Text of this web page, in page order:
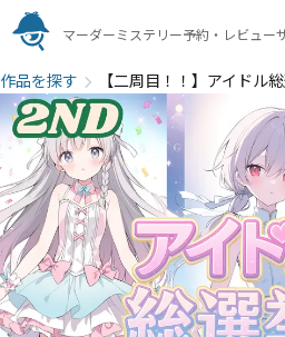
マーダーミステリー予約・レビュー
作品を探す 【二周目！！】アイドル